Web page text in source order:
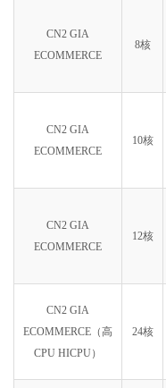
CN2 GIA
ECOMMERCE
8核
CN2 GIA
ECOMMERCE
10核
CN2 GIA
ECOMMERCE
12核
CN2 GIA
ECOMMERCE（高
CPU HICPU）
24核